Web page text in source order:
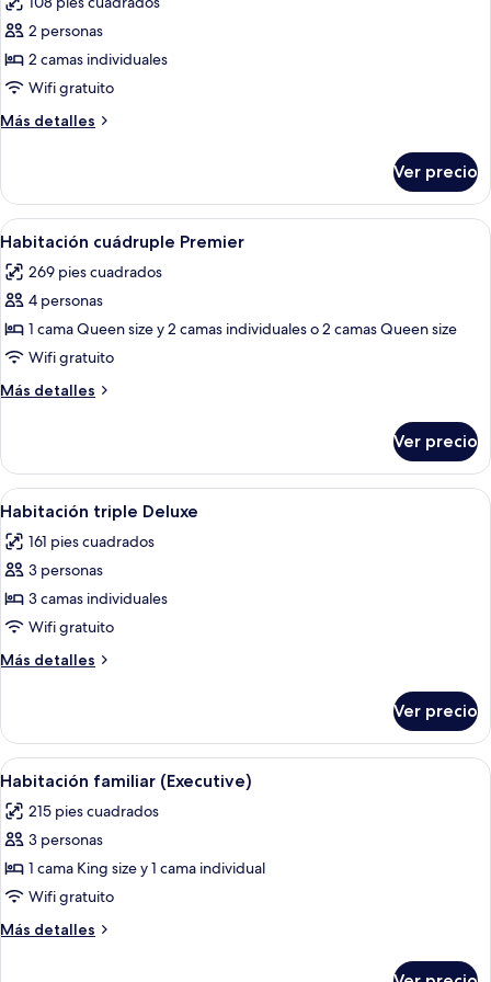
las
fotos
de
Habitación
Deluxe
con
camas
individuales
2 personas
2 camas individuales
Wifi gratuito
Más detalles
Más
Deluxe
con
2
individuales
Ver precio
Abrir
todas
las
fotos
de
Habitación
cuádruple
Premier
Habitación de hotel con dos camas,
5
Habitación cuádruple Premier
269 pies cuadrados
4 personas
1 cama Queen size y 2 camas individuales o 2 camas Queen size
Wifi gratuito
Más detalles
Más
cuádruple
Premier
Ver precio
Abrir
todas
las
fotos
de
Habitación
triple
Deluxe
Habitación de hotel con tres camas,
6
Habitación triple Deluxe
161 pies cuadrados
3 personas
3 camas individuales
Wifi gratuito
Más detalles
Más
triple
Deluxe
Ver precio
Abrir
todas
las
fotos
de
Habitación
familiar
(Executive)
Una habitación de hotel con dos
7
Habitación familiar (Executive)
215 pies cuadrados
3 personas
1 cama King size y 1 cama individual
Wifi gratuito
Más detalles
Más